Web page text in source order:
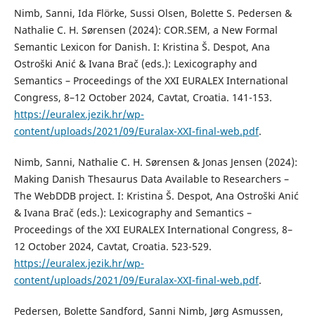
Nimb, Sanni, Ida Flörke, Sussi Olsen, Bolette S. Pedersen &
Nathalie C. H. Sørensen (2024): COR.SEM, a New Formal
Semantic Lexicon for Danish. I: Kristina Š. Despot, Ana
Ostroški Anić & Ivana Brač (eds.): Lexicography and
Semantics – Proceedings of the XXI EURALEX International
Congress, 8–12 October 2024, Cavtat, Croatia. 141-153.
https://euralex.jezik.hr/wp-
content/uploads/2021/09/Euralax-XXI-final-web.pdf.
Nimb, Sanni, Nathalie C. H. Sørensen & Jonas Jensen (2024):
Making Danish Thesaurus Data Available to Researchers –
The WebDDB project. I: Kristina Š. Despot, Ana Ostroški Anić
& Ivana Brač (eds.): Lexicography and Semantics –
Proceedings of the XXI EURALEX International Congress, 8–
12 October 2024, Cavtat, Croatia. 523-529.
https://euralex.jezik.hr/wp-
content/uploads/2021/09/Euralax-XXI-final-web.pdf.
Pedersen, Bolette Sandford, Sanni Nimb, Jørg Asmussen,